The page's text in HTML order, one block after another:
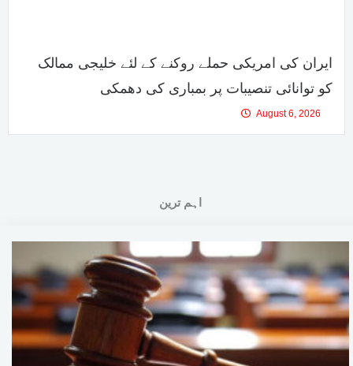
ایران کی امریکی حملے روکنے کے لئے خلیجی ممالک
کو توانائی تنصیبات پر بمباری کی دھمکی
August 6, 2026
اہم ترین